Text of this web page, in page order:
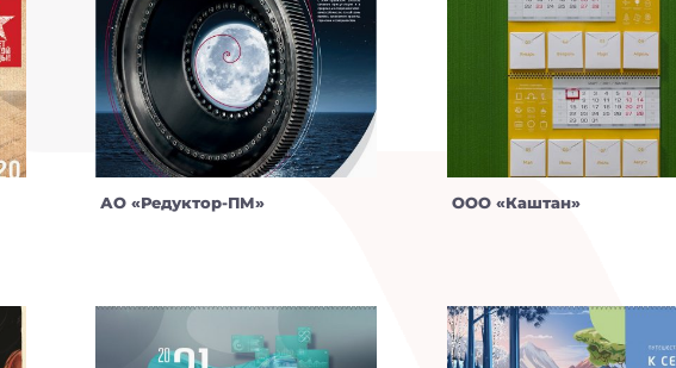
АО «Редуктор-ПМ» ООО «Каштан»